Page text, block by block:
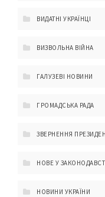
ВИДАТНІ УКРАЇНЦІ
ВИЗВОЛЬНА ВІЙНА
ГАЛУЗЕВІ НОВИНИ
ГРОМАДСЬКА РАДА
ЗВЕРНЕННЯ
НОВЕ У
НОВИНИ УКРАЇНИ